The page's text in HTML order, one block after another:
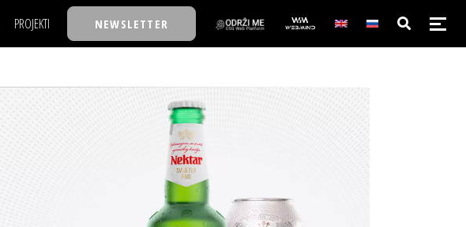
PROJEKTI
TASTY TALKS
NEWSLETTER
NAJKOLEGA
30 ISPOD 30